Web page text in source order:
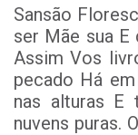
Sansão
ser Mãe sua E
Assim Vos
pecado Há
nas alturas E
nuvens puras.